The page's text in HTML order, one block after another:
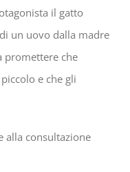
il gatto
un uovo dalla madre
promettere che
e che gli
alla consultazione